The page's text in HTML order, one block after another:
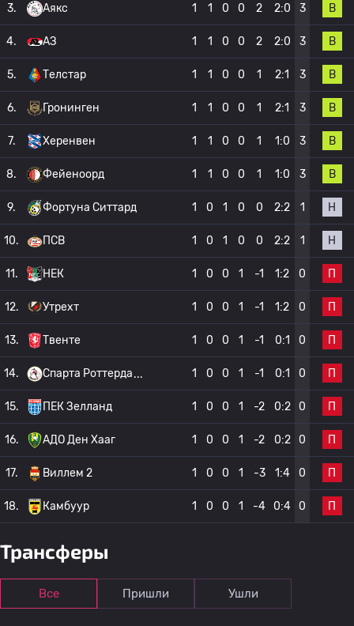
3. Аякс 1 1 0 0 2 2:0 3 В
4. АЗ 1 1 0 0 2 2:0 3 В
5. Телстар 1 1 0 0 1 2:1 3 В
6. Гронинген 1 1 0 0 1 2:1 3 В
7. Херенвен 1 1 0 0 1 1:0 3 В
8. Фейеноорд 1 1 0 0 1 1:0 3 В
9. Фортуна Ситтард 1 0 1 0 0 2:2 1 Н
10. ПСВ 1 0 1 0 0 2:2 1 Н
11. НЕК 1 0 0 1 -1 1:2 0 П
12. Утрехт 1 0 0 1 -1 1:2 0 П
13. Твенте 1 0 0 1 -1 0:1 0 П
14. Спарта Роттерда 1 0 0 1 -1 0:1 0 П
15. ПЕК Зелланд 1 0 0 1 -2 0:2 0 П
16. АДО Ден Хааг 1 0 0 1 -2 0:2 0 П
17. Виллем 2 1 0 0 1 -3 1:4 0 П
18. Камбуур 1 0 0 1 -4 0:4 0 П
Трансферы
Все Пришли Ушли